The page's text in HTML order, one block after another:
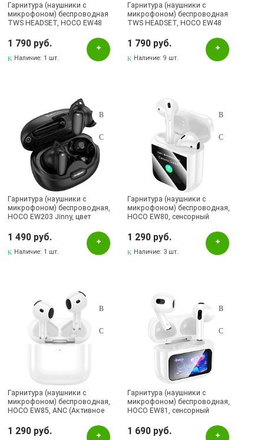
Гарнитура (наушники с
микрофоном) беспроводная
TWS HEADSET, HOCO EW48
футляром серый кот
1 790 руб.
Наличие: 1 шт.
Гарнитура (наушники с
микрофоном) беспроводная
TWS HEADSET, HOCO EW48
футляром сиреневый кот
1 790 руб.
Наличие:9 шт.
Гарнитура (наушники с
микрофоном) беспроводная,
HOCO EW203 Jinny, цвет
1 490 руб.
Наличие: 1 шт.
Гарнитура (наушники с
микрофоном) беспроводная,
HOCO EW80, сенсорный
1 290 руб.
Наличие: 3 шт.
Гарнитура (наушники с
микрофоном) беспроводная,
HOCO EW85, ANC (Активное
белый
1 290 руб.
Гарнитура (наушники с
микрофоном) беспроводная,
HOCO EW81, сенсорный
1 690 руб.